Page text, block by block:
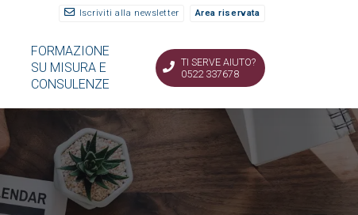
Iscriviti alla newsletter Area riservata
FORMAZIONE
SU MISURA E
CONSULENZE
TI SERVE AIUTO?
0522 337678